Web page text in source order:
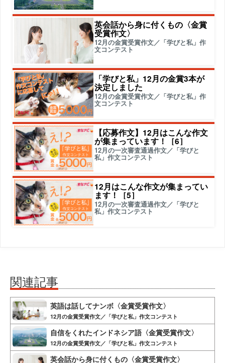
英会話から身に付くもの〈金賞
受賞作文〉
12月の金賞受賞作文／「学びと私」作
文コンテスト
「学びと私」12月の金賞3本が
決定しました
12月の金賞受賞作文／「学びと私」作
文コンテスト
【応募作文】12月はこんな作文
が集まっています！［6］
12月の一次審査通過作文／「学びと
私」作文コンテスト
12月はこんな作文が集まってい
ます！［5］
12月の一次審査通過作文／「学びと
私」作文コンテスト
関連記事
英語は話してナンボ〈金賞受賞作文〉
12月の金賞受賞作文／「学びと私」作文コンテスト
自信をくれたインドネシア語〈金賞受賞作文〉
12月の金賞受賞作文／「学びと私」作文コンテスト
英会話から身に付くもの〈金賞受賞作文〉